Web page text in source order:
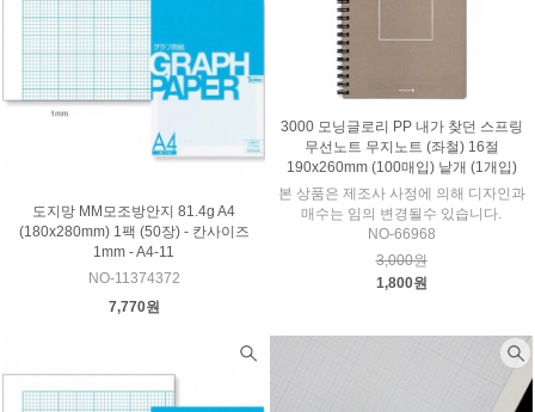
도지망 MM모조방안지 81.4g A4
(180x280mm) 1팩 (50장) - 칸사이즈
1mm - A4-11
NO-11374372
7,770원
3000 모닝글로리 PP 내가 찾던 스프링
무선노트 무지노트 (좌철) 16절
190x260mm (100매입) 낱개 (1개입)
본 상품은 제조사 사정에 의해 디자인과
매수는 임의 변경될수 있습니다.
NO-66968
3,000원
1,800원